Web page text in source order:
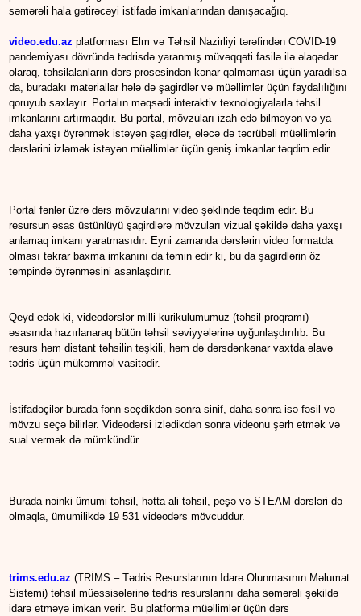
səmərəli hala gətirəcəyi istifadə imkanlarından danışacağıq.
video.edu.az platforması Elm və Təhsil Nazirliyi tərəfindən COVID-19
pandemiyası dövründə tədrisdə yaranmış müvəqqəti fasilə ilə əlaqədar
olaraq, təhsilalanların dərs prosesindən kənar qalmaması üçün yaradılsa
da, buradakı materiallar hələ də şagirdlər və müəllimlər üçün faydalılığını
qoruyub saxlayır. Portalın məqsədi interaktiv texnologiyalarla təhsil
imkanlarını artırmaqdır. Bu portal, mövzuları izah edə bilməyən və ya
daha yaxşı öyrənmək istəyən şagirdlər, eləcə də təcrübəli müəllimlərin
dərslərini izləmək istəyən müəllimlər üçün geniş imkanlar təqdim edir.
Portal fənlər üzrə dərs mövzularını video şəklində təqdim edir. Bu
resursun əsas üstünlüyü şagirdlərə mövzuları vizual şəkildə daha yaxşı
anlamaq imkanı yaratmasıdır. Eyni zamanda dərslərin video formatda
olması təkrar baxma imkanını da təmin edir ki, bu da şagirdlərin öz
tempində öyrənməsini asanlaşdırır.
Qeyd edək ki, videodərslər milli kurikulumumuz (təhsil proqramı)
əsasında hazırlanaraq bütün təhsil səviyyələrinə uyğunlaşdırılıb. Bu
resurs həm distant təhsilin təşkili, həm də dərsdənkənar vaxtda əlavə
tədris üçün mükəmməl vasitədir.
İstifadəçilər burada fənn seçdikdən sonra sinif, daha sonra isə fəsil və
mövzu seçə bilirlər. Videodərsi izlədikdən sonra videonu şərh etmək və
sual vermək də mümkündür.
Burada nəinki ümumi təhsil, hətta ali təhsil, peşə və STEAM dərsləri də
olmaqla, ümumilikdə 19 531 videodərs mövcuddur.
trims.edu.az (TRİMS – Tədris Resurslarının İdarə Olunmasının Məlumat
Sistemi) təhsil müəssisələrinə tədris resurslarını daha səmərəli şəkildə
idarə etməyə imkan verir. Bu platforma müəllimlər üçün dərs